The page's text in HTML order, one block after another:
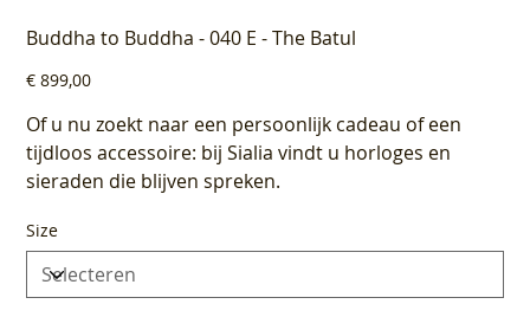
Buddha to Buddha - 040 E - The Batul
Prijs
€ 899,00
Of u nu zoekt naar een persoonlijk cadeau of een
tijdloos accessoire: bij Sialia vindt u horloges en
sieraden die blijven spreken.
Size